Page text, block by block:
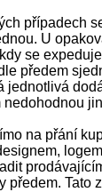
případech
U
se
předem
jednotlivá
na přání
předem. Tato